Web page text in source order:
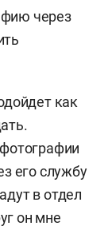
через
как
его службу
в отдел
он мне